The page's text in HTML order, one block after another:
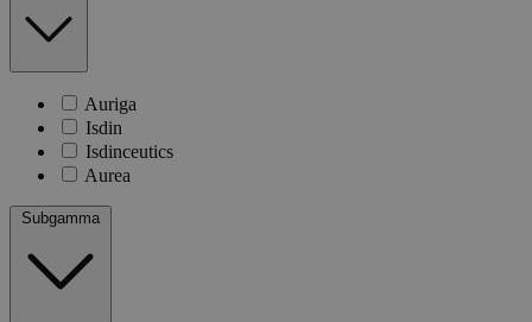
Auriga
Isdin
Isdinceutics
Aurea
Subgamma